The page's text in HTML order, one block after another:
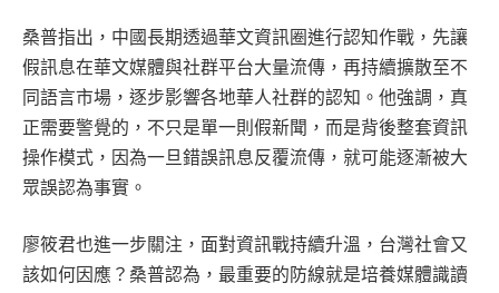
桑普指出，中國長期透過華文資訊圈進行認知作戰，先讓
假訊息在華文媒體與社群平台大量流傳，再持續擴散至不
同語言市場，逐步影響各地華人社群的認知。他強調，真
正需要警覺的，不只是單一則假新聞，而是背後整套資訊
操作模式，因為一旦錯誤訊息反覆流傳，就可能逐漸被大
眾誤認為事實。
廖筱君也進一步關注，面對資訊戰持續升溫，台灣社會又
該如何因應？桑普認為，最重要的防線就是培養媒體識讀